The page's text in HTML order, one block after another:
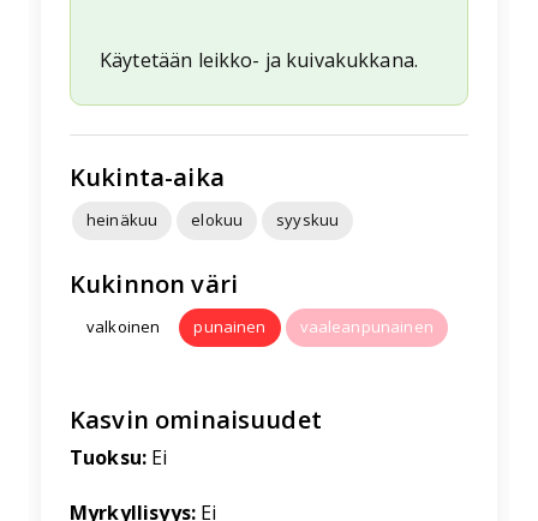
Käytetään leikko- ja kuivakukkana.
Kukinta-aika
heinäkuu elokuu syyskuu
Kukinnon väri
valkoinen punainen vaaleanpunainen
Kasvin ominaisuudet
Tuoksu: Ei
Myrkyllisyys: Ei